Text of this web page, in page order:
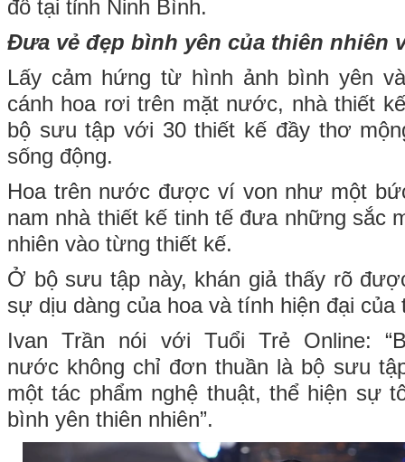
đô tại tỉnh Ninh Bình.
Đưa vẻ đẹp bình yên của thiên nhiên
Lấy cảm hứng từ hình ảnh bình yên
cánh hoa rơi trên mặt nước, nhà thiết
bộ sưu tập với 30 thiết kế đầy thơ
sống động.
Hoa trên nước được ví von như một
nam nhà thiết kế tinh tế đưa những sắc
nhiên vào từng thiết kế.
Ở bộ sưu tập này, khán giả thấy rõ
sự dịu dàng của hoa và tính hiện đại
Ivan Trần nói với Tuổi Trẻ Online:
nước không chỉ đơn thuần là bộ sưu
một tác phẩm nghệ thuật, thể hiện sự
bình yên thiên nhiên”.